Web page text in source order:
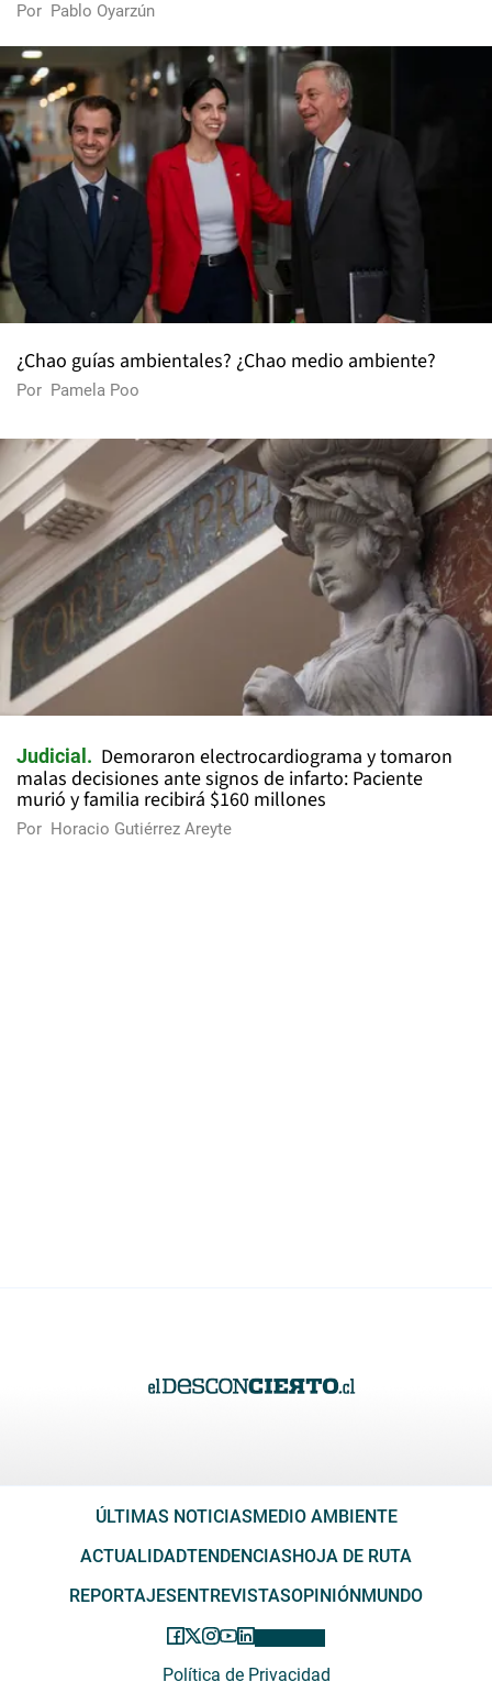
Por Pablo Oyarzún
¿Chao guías ambientales? ¿Chao medio ambiente?
Por Pamela Poo
Judicial
Demoraron electrocardiograma y tomaron
malas decisiones ante signos de infarto: Paciente
murió y familia recibirá $160 millones
Por Horacio Gutiérrez Areyte
ÚLTIMAS NOTICIASMEDIO AMBIENTE
ACTUALIDADTENDENCIASHOJA DE RUTA
REPORTAJESENTREVISTASOPINIÓNMUNDO
Política de Privacidad